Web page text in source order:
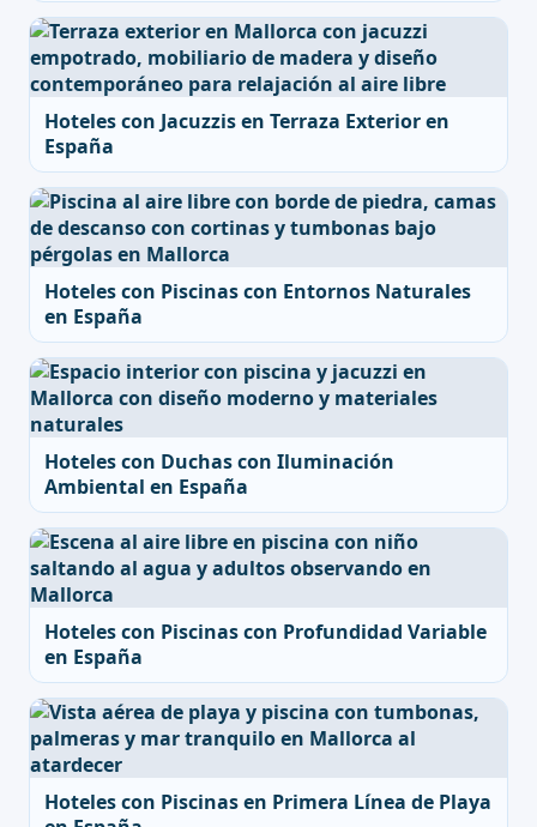
Hoteles con Jacuzzis en Terraza Exterior en
España
Hoteles con Piscinas con Entornos Naturales
en España
Hoteles con Duchas con Iluminación
Ambiental en España
Hoteles con Piscinas con Profundidad Variable
en España
Hoteles con Piscinas en Primera Línea de Playa